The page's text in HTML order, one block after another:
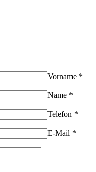
Vorname *
Name *
Telefon *
E-Mail *